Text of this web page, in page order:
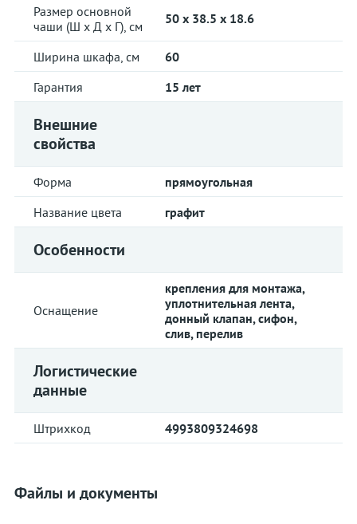
Размер основной
чаши (Ш х Д х Г), см
50 x 38.5 x 18.6
Ширина шкафа, см
60
Гарантия
15 лет
Внешние
свойства
Форма
прямоугольная
Название цвета
графит
Особенности
Оснащение
крепления для монтажа,
уплотнительная лента,
донный клапан, сифон,
слив, перелив
Логистические
данные
Штрихкод 4993809324698
Файлы и документы